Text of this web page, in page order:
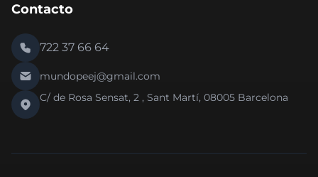
Contacto
722 37 66 64
mundopeej@gmail.com
C/ de Rosa Sensat, 2 , Sant Martí, 08005 Barcelona